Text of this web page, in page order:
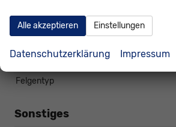
Bremsen
Elektronisches Stabilitäts-Programm
Felgentyp
Sonstiges
Alle akzeptieren Einstellungen
Datenschutzerklärung Impressum